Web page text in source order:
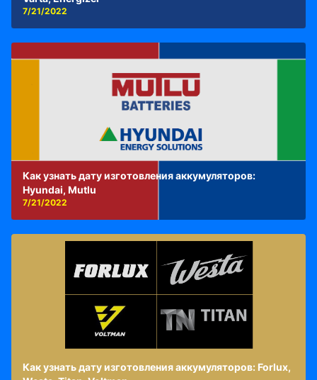
7/21/2022
Как узнать дату изготовления аккумуляторов:
Hyundai, Mutlu
7/21/2022
Как узнать дату изготовления аккумуляторов: Forlux,